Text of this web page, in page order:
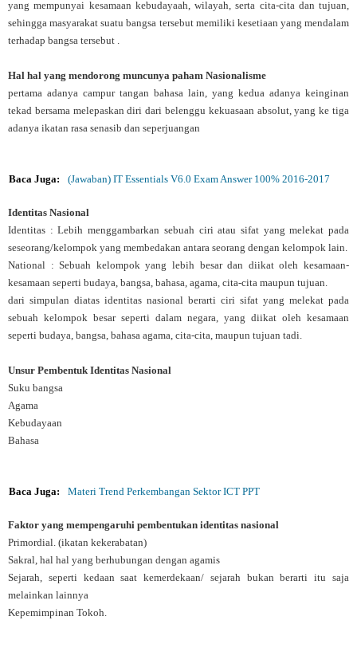
yang mempunyai kesamaan kebudayaah, wilayah, serta cita-cita dan tujuan,
sehingga masyarakat suatu bangsa tersebut memiliki kesetiaan yang mendalam
terhadap bangsa tersebut .
Hal hal yang mendorong muncunya paham Nasionalisme
pertama adanya campur tangan bahasa lain, yang kedua adanya keinginan
tekad bersama melepaskan diri dari belenggu kekuasaan absolut, yang ke tiga
adanya ikatan rasa senasib dan seperjuangan
Baca Juga: (Jawaban) IT Essentials V6.0 Exam Answer 100% 2016-2017
Identitas Nasional
Identitas : Lebih menggambarkan sebuah ciri atau sifat yang melekat pada
seseorang/kelompok yang membedakan antara seorang dengan kelompok lain.
National : Sebuah kelompok yang lebih besar dan diikat oleh kesamaan-
kesamaan seperti budaya, bangsa, bahasa, agama, cita-cita maupun tujuan.
dari simpulan diatas identitas nasional berarti ciri sifat yang melekat pada
sebuah kelompok besar seperti dalam negara, yang diikat oleh kesamaan
seperti budaya, bangsa, bahasa agama, cita-cita, maupun tujuan tadi.
Unsur Pembentuk Identitas Nasional
Suku bangsa
Agama
Kebudayaan
Bahasa
Baca Juga: Materi Trend Perkembangan Sektor ICT PPT
Faktor yang mempengaruhi pembentukan identitas nasional
Primordial. (ikatan kekerabatan)
Sakral, hal hal yang berhubungan dengan agamis
Sejarah, seperti kedaan saat kemerdekaan/ sejarah bukan berarti itu saja
melainkan lainnya
Kepemimpinan Tokoh.